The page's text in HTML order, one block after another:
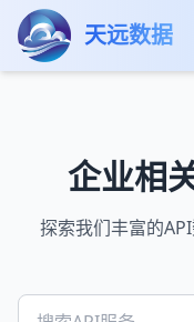
跳转到主要内容
天远数据
首页 数据市场
企业相
探索我们丰富的